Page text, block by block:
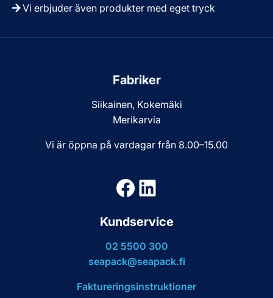
Vi erbjuder även produkter med eget tryck
Fabriker
Siikainen, Kokemäki
Merikarvia
Vi är öppna på vardagar från 8.00–15.00
Facebook
LinkedIn
Kundservice
02 5500 300
seapack@seapack.fi
Faktureringsinstruktioner